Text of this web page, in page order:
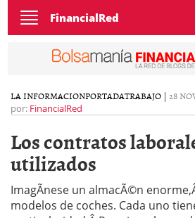
Toggle
navigation
FinancialRed
LA INFORMACIONPORTADATRABAJO | 28
por: FinancialRed
Los contratos
utilizados
ImagÃ­nese un almacÃ©n
modelos de coches. Cada uno